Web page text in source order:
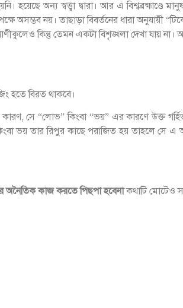
অন্য স্বত্ত্বা দ্বারা। আর এ বিশ্বব্রহ্মাণ্ডে
অসম্ভব নয়। তাছাড়া বিবর্তনের ধারা অনুযায়ী
কিন্তু তেমন একটা বিশৃঙ্খলা দেখা যায়
হতে বিরত থাকবে।
সে “লোভ” কিংবা “ভয়” এর কারণে উক্ত
ভয় তার রিপুর কাছে পরাজিত হয় তাহলে সে এ
অনৈতিক কাজ করতে পিছপা হবেনাকথাটি মোটেও